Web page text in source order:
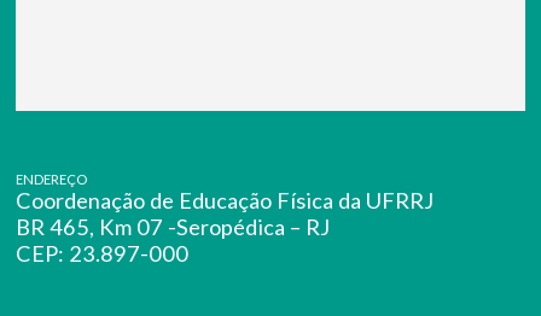
ENDEREÇO
Coordenação de Educação Física da UFRRJ
BR 465, Km 07 -Seropédica – RJ
CEP: 23.897-000